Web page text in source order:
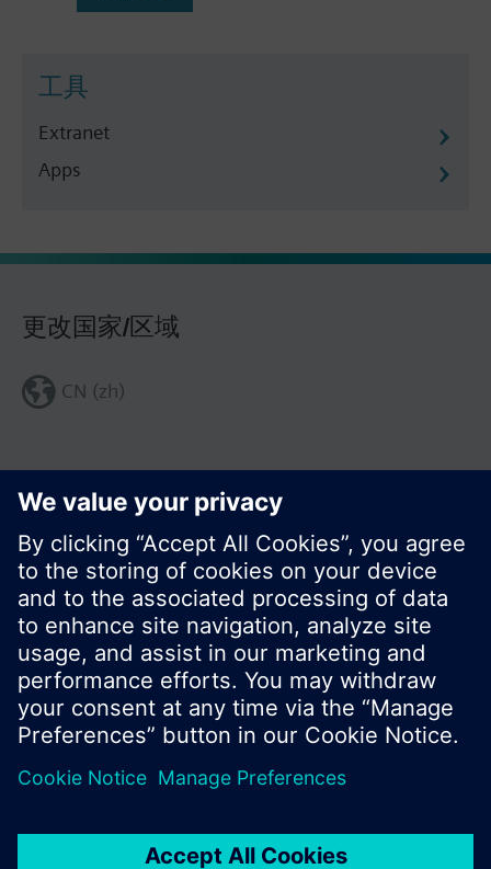
工具
Extranet
Apps
更改国家/区域
CN (zh)